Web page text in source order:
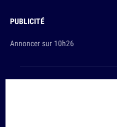
PUBLICITÉ
Annoncer sur 10h26